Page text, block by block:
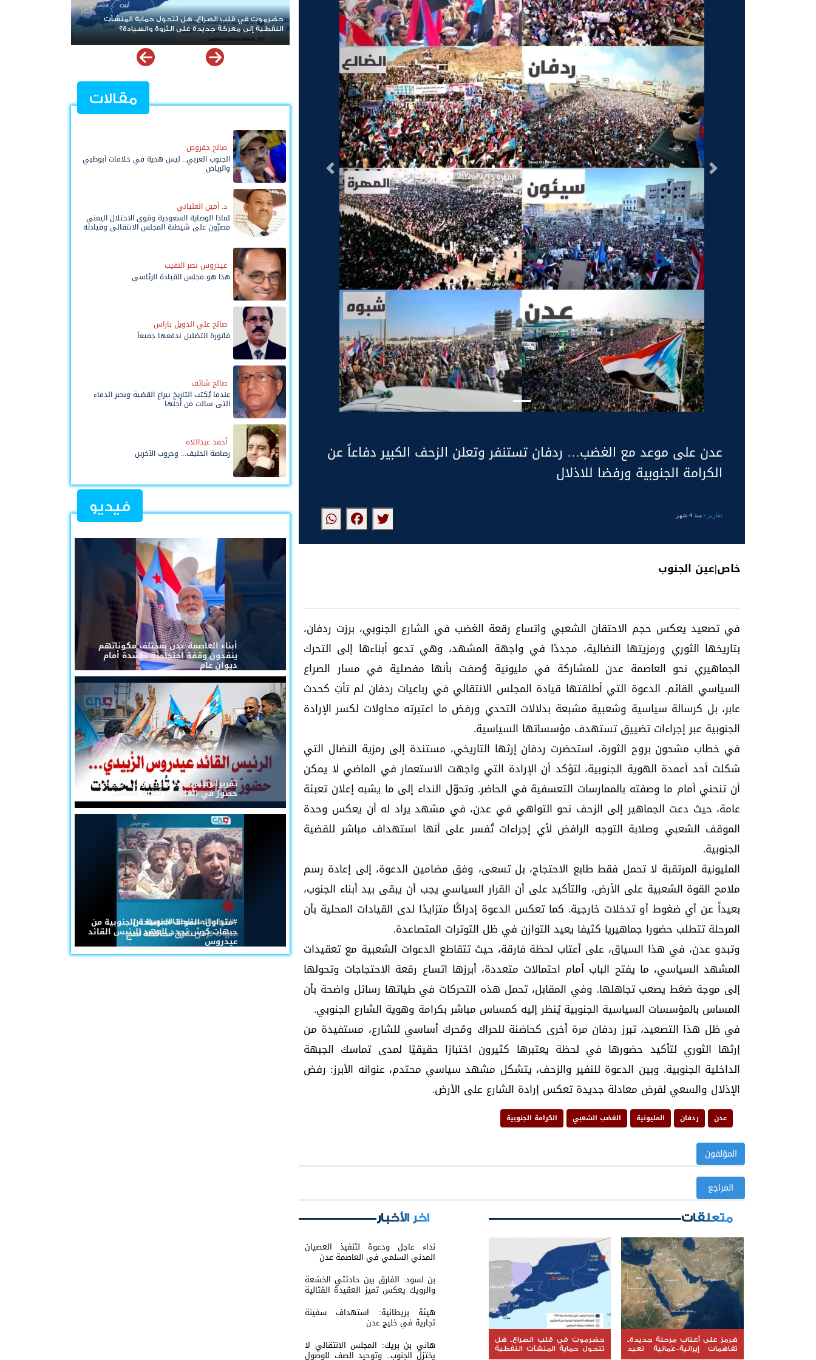
التالى السابق
عدن على موعد مع الغضب… ردفان تستنفر وتعلن الزحف الكبير دفاعاً عن
الكرامة الجنوبية ورفضا للاذلال
تقارير - منذ 4 شهر
خاص|عين الجنوب
في تصعيد يعكس حجم الاحتقان الشعبي واتساع رقعة الغضب في الشارع الجنوبي، برزت ردفان،
بتاريخها الثوري ورمزيتها النضالية، مجددًا في واجهة المشهد، وهي تدعو أبناءها إلى التحرك
الجماهيري نحو العاصمة عدن للمشاركة في مليونية وُصفت بأنها مفصلية في مسار الصراع
السياسي القائم. الدعوة التي أطلقتها قيادة المجلس الانتقالي في رباعيات ردفان لم تأتِ كحدث
عابر، بل كرسالة سياسية وشعبية مشبعة بدلالات التحدي ورفض ما اعتبرته محاولات لكسر الإرادة
الجنوبية عبر إجراءات تضييق تستهدف مؤسساتها السياسية.
في خطاب مشحون بروح الثورة، استحضرت ردفان إرثها التاريخي، مستندة إلى رمزية النضال التي
شكلت أحد أعمدة الهوية الجنوبية، لتؤكد أن الإرادة التي واجهت الاستعمار في الماضي لا يمكن
أن تنحني أمام ما وصفته بالممارسات التعسفية في الحاضر. وتحوّل النداء إلى ما يشبه إعلان تعبئة
عامة، حيث دعت الجماهير إلى الزحف نحو التواهي في عدن، في مشهد يراد له أن يعكس وحدة
الموقف الشعبي وصلابة التوجه الرافض لأي إجراءات تُفسر على أنها استهداف مباشر للقضية
الجنوبية.
المليونية المرتقبة لا تحمل فقط طابع الاحتجاج، بل تسعى، وفق مضامين الدعوة، إلى إعادة رسم
ملامح القوة الشعبية على الأرض، والتأكيد على أن القرار السياسي يجب أن يبقى بيد أبناء الجنوب،
بعيداً عن أي ضغوط أو تدخلات خارجية. كما تعكس الدعوة إدراكًا متزايدًا لدى القيادات المحلية بأن
المرحلة تتطلب حضورا جماهيريا كثيفا يعيد التوازن في ظل التوترات المتصاعدة.
وتبدو عدن، في هذا السياق، على أعتاب لحظة فارقة، حيث تتقاطع الدعوات الشعبية مع تعقيدات
المشهد السياسي، ما يفتح الباب أمام احتمالات متعددة، أبرزها اتساع رقعة الاحتجاجات وتحولها
إلى موجة ضغط يصعب تجاهلها. وفي المقابل، تحمل هذه التحركات في طياتها رسائل واضحة بأن
المساس بالمؤسسات السياسية الجنوبية يُنظر إليه كمساس مباشر بكرامة وهوية الشارع الجنوبي.
في ظل هذا التصعيد، تبرز ردفان مرة أخرى كحاضنة للحراك ومُحرك أساسي للشارع، مستفيدة من
إرثها الثوري لتأكيد حضورها في لحظة يعتبرها كثيرون اختبارًا حقيقيًا لمدى تماسك الجبهة
الداخلية الجنوبية. وبين الدعوة للنفير والزحف، يتشكل مشهد سياسي محتدم، عنوانه الأبرز: رفض
الإذلال والسعي لفرض معادلة جديدة تعكس إرادة الشارع على الأرض.
عدن ردفان المليونية الغضب الشعبي الكرامة الجنوبية
المؤلفون
المراجع
متعلقات
هرمز على أعتاب مرحلة جديدة..
تفاهمات إيرانية–عُمانية تعيد
رسم خريطة الملاحة في المضيق
حضرموت في قلب الصراع.. هل
تتحول حماية المنشآت النفطية
إلى معركة جديدة على الثروة
اخر الأخبار
نداء عاجل ودعوة لتنفيذ العصيان
المدني السلمي في العاصمة عدن
بن لسود: الفارق بين حادثتي الخشعة
والرويك يعكس تميز العقيدة القتالية
هيئة بريطانية: استهداف سفينة
تجارية في خليج عدن
هاني بن بريك: المجلس الانتقالي لا
يختزل الجنوب.. وتوحيد الصف للوصول
حضرموت في قلب الصراع.. هل تتحول حماية المنشآت
النفطية إلى معركة جديدة على الثروة والسيادة؟
بعد حرب الممرات وتمدد الإرهاب.. هل يقترب العالم من إعادة
قراءة قضية شعب الجنوب؟
مقالات
صالح حقروص
الجنوب العربي.. ليس هدية في خلافات أبوظبي
والرياض
د. أمين العلياني
لماذا الوصاية السعودية وقوى الاحتلال اليمني
مصرّون على شيطنة المجلس الانتقالي وقيادته
عيدروس نصر النقيب
هذا هو مجلس القيادة الرئاسي
صالح علي الدويل باراس
فاتورة التضليل ندفعها جميعاً
صالح شائف
عندما يُكتب التاريخ بيراع القضية وبحبر الدماء
التي سالت من أجلها
أحمد عبداللاه
رصاصة الحليف... وحروب الآخرين
فيديو
أبناء العاصمة عدن بمختلف مكوناتهم
ينفذون وقفة احتجاجية حاشدة أمام
ديوان عام
تقريرالرئيس القائد عيدروس الزُبيدي...
حضورٌ في القلوب لا تُلغيه الحملات
#متداول: القوات المسلحة الجنوبية من
جبهات كرش تجدد العهد للرئيس القائد
عيدروس